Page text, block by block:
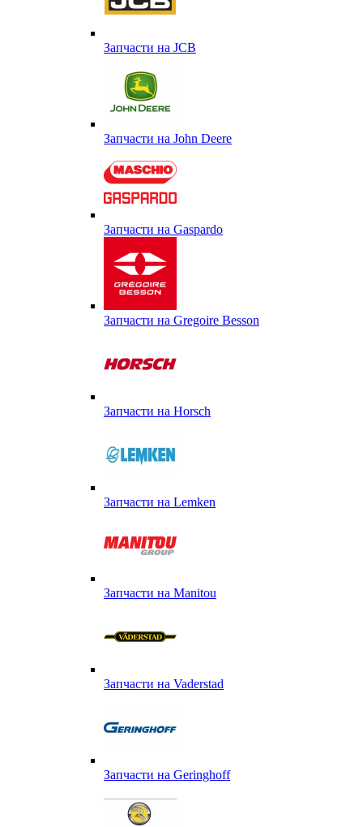
Запчасти на JCB
Запчасти на John Deere
Запчасти на Gaspardo
Запчасти на Gregoire Besson
Запчасти на Horsch
Запчасти на Lemken
Запчасти на Manitou
Запчасти на Vaderstad
Запчасти на Geringhoff